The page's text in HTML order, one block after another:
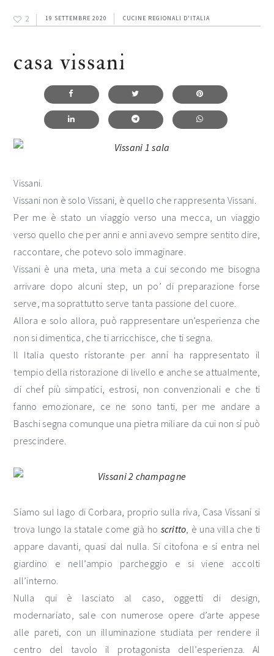
2 19 SETTEMBRE 2020 CUCINE REGIONALI D'ITALIA
casa vissani
Vissani.
Vissani non è solo Vissani, è quello che rappresenta Vissani.
Per me è stato un viaggio verso una mecca, un viaggio
verso quello che per anni e anni avevo sempre sentito dire,
raccontare, che potevo solo immaginare.
Vissani è una meta, una meta a cui secondo me bisogna
arrivare dopo alcuni step, un po’ di preparazione forse
serve, ma soprattutto serve tanta passione del cuore.
Allora e solo allora, può rappresentare un’esperienza che
non si dimentica, che ti arricchisce, che ti segna.
Il Italia questo ristorante per anni ha rappresentato il
tempio della ristorazione di livello e anche se attualmente,
di chef più simpatici, estrosi, non convenzionali e che ti
fanno emozionare, ce ne sono tanti, per me andare a
Baschi segna comunque una pietra miliare da cui non si può
prescindere.
Siamo sul lago di Corbara, proprio sulla riva, Casa Vissani si
trova lungo la statale come già ho scritto, è una villa che ti
appare davanti, quasi dal nulla. Si citofona e si entra nel
giardino e nell’ampio parcheggio e si viene accolti
all’interno.
Nulla qui è lasciato al caso, oggetti di design,
modernariato, sale con numerose opere d’arte appese
alle pareti, con un illuminazione studiata per rendere il
centro del tavolo il protagonista dell’esperienza. Al